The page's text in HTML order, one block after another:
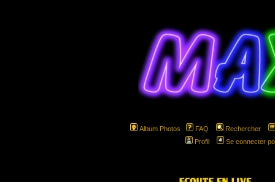
Album Photos FAQ
Rechercher
Profil
Se connecter